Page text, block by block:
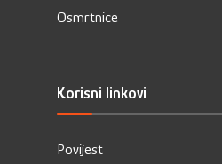
Osmrtnice
Korisni linkovi
Povijest